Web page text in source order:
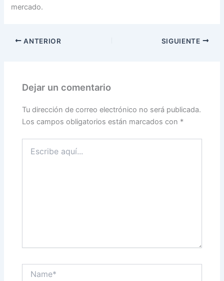
mercado.
ANTERIOR SIGUIENTE
Dejar un comentario
Tu dirección de correo electrónico no será publicada.
Los campos obligatorios están marcados con *
aquí...